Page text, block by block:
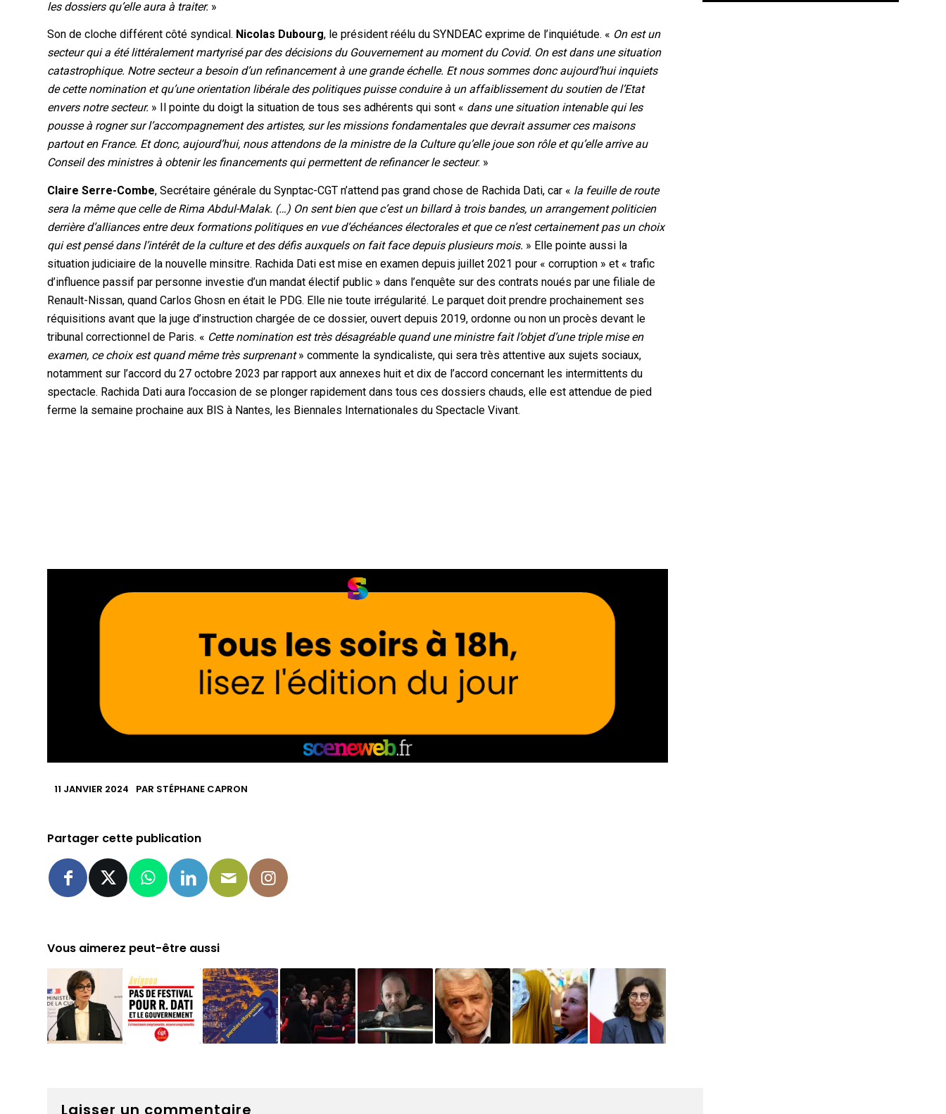
les dossiers qu’elle aura à traiter. »
Son de cloche différent côté syndical. Nicolas Dubourg, le président réélu du SYNDEAC exprime de l’inquiétude. « On est un
secteur qui a été littéralement martyrisé par des décisions du Gouvernement au moment du Covid. On est dans une situation
catastrophique. Notre secteur a besoin d’un refinancement à une grande échelle. Et nous sommes donc aujourd’hui inquiets
de cette nomination et qu’une orientation libérale des politiques puisse conduire à un affaiblissement du soutien de l’Etat
envers notre secteur. » Il pointe du doigt la situation de tous ses adhérents qui sont « dans une situation intenable qui les
pousse à rogner sur l’accompagnement des artistes, sur les missions fondamentales que devrait assumer ces maisons
partout en France. Et donc, aujourd’hui, nous attendons de la ministre de la Culture qu’elle joue son rôle et qu’elle arrive au
Conseil des ministres à obtenir les financements qui permettent de refinancer le secteur. »
Claire Serre-Combe, Secrétaire générale du Synptac-CGT n’attend pas grand chose de Rachida Dati, car « la feuille de route
sera la même que celle de Rima Abdul-Malak. (…) On sent bien que c’est un billard à trois bandes, un arrangement politicien
derrière d’alliances entre deux formations politiques en vue d’échéances électorales et que ce n’est certainement pas un choix
qui est pensé dans l’intérêt de la culture et des défis auxquels on fait face depuis plusieurs mois. » Elle pointe aussi la
situation judiciaire de la nouvelle minsitre. Rachida Dati est mise en examen depuis juillet 2021 pour « corruption » et « trafic
d’influence passif par personne investie d’un mandat électif public » dans l’enquête sur des contrats noués par une filiale de
Renault-Nissan, quand Carlos Ghosn en était le PDG. Elle nie toute irrégularité. Le parquet doit prendre prochainement ses
réquisitions avant que la juge d’instruction chargée de ce dossier, ouvert depuis 2019, ordonne ou non un procès devant le
tribunal correctionnel de Paris. « Cette nomination est très désagréable quand une ministre fait l’objet d’une triple mise en
examen, ce choix est quand même très surprenant» commente la syndicaliste, qui sera très attentive aux sujets sociaux,
notamment sur l’accord du 27 octobre 2023 par rapport aux annexes huit et dix de l’accord concernant les intermittents du
spectacle. Rachida Dati aura l’occasion de se plonger rapidement dans tous ces dossiers chauds, elle est attendue de pied
ferme la semaine prochaine aux BIS à Nantes, les Biennales Internationales du Spectacle Vivant.
11 JANVIER 2024 PAR STÉPHANE CAPRON
Partager cette publication
Vous aimerez peut-être aussi
Laisser un commentaire